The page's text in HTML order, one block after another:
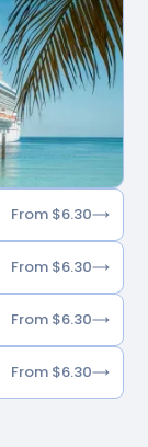
From $6.30
From $6.30
From $6.30
From $6.30